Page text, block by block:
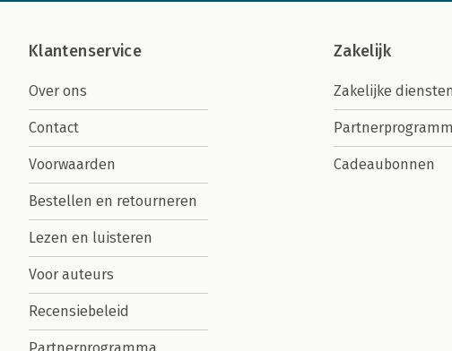
Klantenservice
Over ons
Contact
Voorwaarden
Bestellen en retourneren
Lezen en luisteren
Voor auteurs
Recensiebeleid
Zakelijk
Zakelijke
Cadeaubonnen